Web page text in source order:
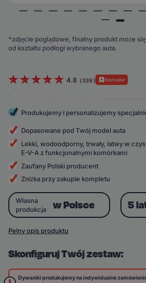
*zdjęcie poglądowe, finalny produkt może
od kształtu podłogi wybranego auta.
4.8 ( 539 ) Bestseller
Klienci doceniają produkt za:
Produkujemy i personalizujemy
Dopasowane pod Twój model auta
Lekki, wodoodporny, trwały, łatwy w
E-V-A z funkcjonalnymi komórkami
Zaufany Polski producent
Zniżka przy zakupie kompletu
Skonfiguruj Twój zestaw:
Dywaniki produkujemy na indywidualne
Własna
produkcja
w Polsce 5
Pełny opis produktu